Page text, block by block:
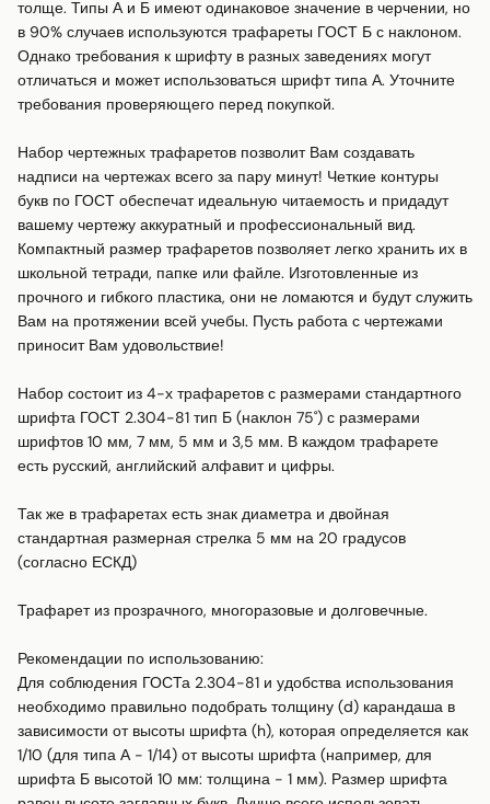
толще. Типы А и Б имеют одинаковое значение в черчении, но
в 90% случаев используются трафареты ГОСТ Б с наклоном.
Однако требования к шрифту в разных заведениях могут
отличаться и может использоваться шрифт типа А. Уточните
требования проверяющего перед покупкой.
Набор чертежных трафаретов позволит Вам создавать
надписи на чертежах всего за пару минут! Четкие контуры
букв по ГОСТ обеспечат идеальную читаемость и придадут
вашему чертежу аккуратный и профессиональный вид.
Компактный размер трафаретов позволяет легко хранить их в
школьной тетради, папке или файле. Изготовленные из
прочного и гибкого пластика, они не ломаются и будут служить
Вам на протяжении всей учебы. Пусть работа с чертежами
приносит Вам удовольствие!
Набор состоит из 4-х трафаретов с размерами стандартного
шрифта ГОСТ 2.304-81 тип Б (наклон 75˚) с размерами
шрифтов 10 мм, 7 мм, 5 мм и 3,5 мм. В каждом трафарете
есть русский, английский алфавит и цифры.
Так же в трафаретах есть знак диаметра и двойная
стандартная размерная стрелка 5 мм на 20 градусов
(согласно ЕСКД)
Трафарет из прозрачного, многоразовые и долговечные.
Рекомендации по использованию:
Для соблюдения ГОСТа 2.304-81 и удобства использования
необходимо правильно подобрать толщину (d) карандаша в
зависимости от высоты шрифта (h), которая определяется как
1/10 (для типа А - 1/14) от высоты шрифта (например, для
шрифта Б высотой 10 мм: толщина - 1 мм). Размер шрифта